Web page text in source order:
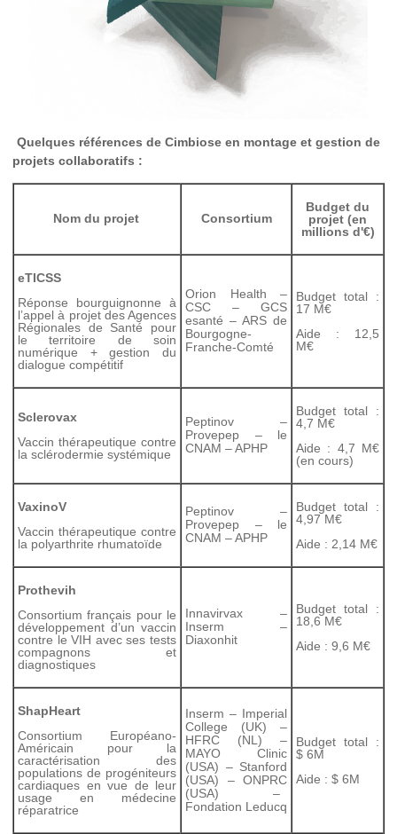
Quelques références de Cimbiose en montage et gestion de
projets collaboratifs :
Nom du projet Consortium
Budget du
projet (en
millions d'€)
eTICSS
Réponse bourguignonne à
l’appel à projet des Agences
Régionales de Santé pour
le territoire de soin
numérique + gestion du
dialogue compétitif
Orion Health –
CSC – GCS
esanté – ARS de
Bourgogne-
Franche-Comté
Budget total :
17 M€
Aide : 12,5
M€
Sclerovax
Vaccin thérapeutique contre
la sclérodermie systémique
Peptinov –
Provepep – le
CNAM – APHP
Budget total :
4,7 M€
Aide : 4,7 M€
(en cours)
VaxinoV
Vaccin thérapeutique contre
la polyarthrite rhumatoïde
Peptinov –
Provepep – le
CNAM – APHP
Budget total :
4,97 M€
Aide : 2,14 M€
Prothevih
Consortium français pour le
développement d’un vaccin
contre le VIH avec ses tests
compagnons et
diagnostiques
Innavirvax –
Inserm –
Diaxonhit
Budget total :
18,6 M€
Aide : 9,6 M€
ShapHeart
Consortium Européano-
Américain pour la
caractérisation des
populations de progéniteurs
cardiaques en vue de leur
usage en médecine
réparatrice
Inserm – Imperial
College (UK) –
HFRC (NL) –
MAYO Clinic
(USA) – Stanford
(USA) – ONPRC
(USA) –
Fondation Leducq
Budget total :
$ 6M
Aide : $ 6M